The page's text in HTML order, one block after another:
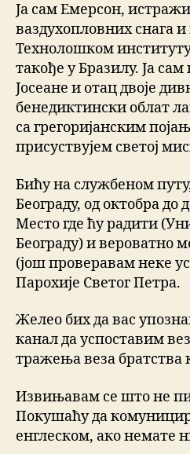
Ја сам Емерсон,
ваздухопловних снага
Технолошком
такође у Бразилу. Ја
Јосеане и отац двоје
бенедиктински облат
са грегоријанским
присуствујем светој
Бићу на службеном
Београду, од октобра до
Место где ћу радити
Београду) и вероватно
(још проверавам неке
Парохије Светог Петра.
Желео бих да вас
канал да успоставим
тражења веза братства
Извињавам се што не
Покушаћу да
енглеском, ако немате